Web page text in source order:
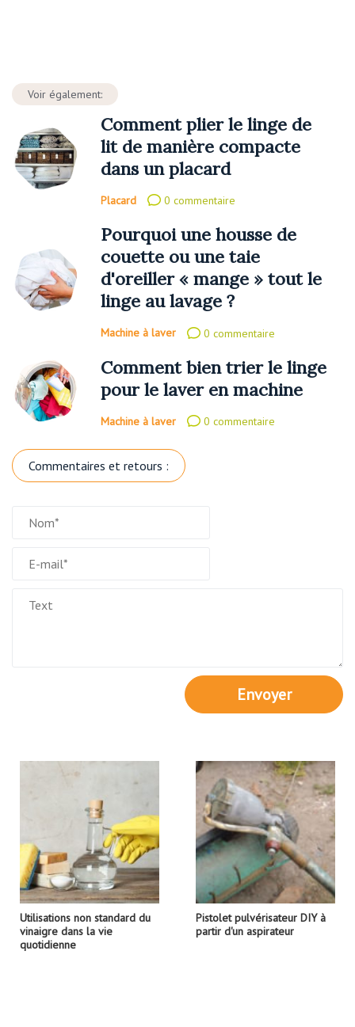
Voir également:
Comment plier le linge de
lit de manière compacte
dans un placard
Placard 0 commentaire
Pourquoi une housse de
couette ou une taie
d'oreiller « mange » tout le
linge au lavage ?
Machine à laver 0 commentaire
Comment bien trier le linge
pour le laver en machine
Machine à laver 0 commentaire
Commentaires et retours :
Envoyer
Utilisations non standard du
vinaigre dans la vie
quotidienne
Pistolet pulvérisateur DIY à
partir d'un aspirateur